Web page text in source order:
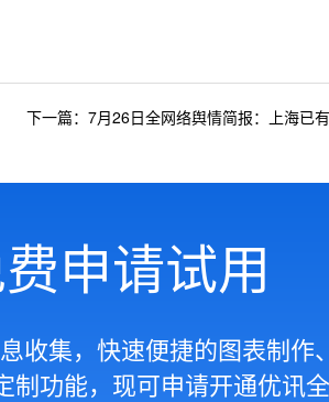
下一篇：7月26日全网络舆情简报：上海已
申请试用
收集，快速便捷的图表制
功能，现可申请开通优讯